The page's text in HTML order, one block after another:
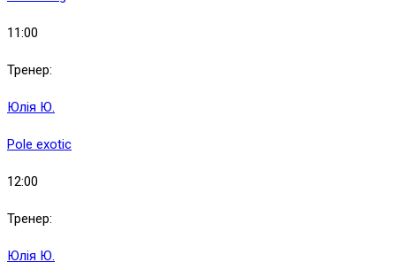
11:00
Тренер:
Юлія Ю.
Pole exotic
12:00
Тренер:
Юлія Ю.